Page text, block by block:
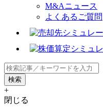
M&Aニュース
よくあるご質問
+
閉じる